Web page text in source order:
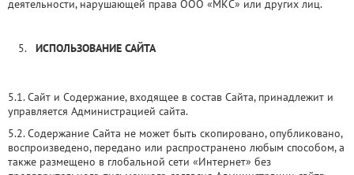
деятельности, нарушающей права ООО «МКС» или других лиц.
ИСПОЛЬЗОВАНИЕ САЙТА
5.1. Сайт и Содержание, входящее в состав Сайта, принадлежит и
управляется Администрацией сайта.
5.2. Содержание Сайта не может быть скопировано, опубликовано,
воспроизведено, передано или распространено любым способом, а
также размещено в глобальной сети «Интернет» без